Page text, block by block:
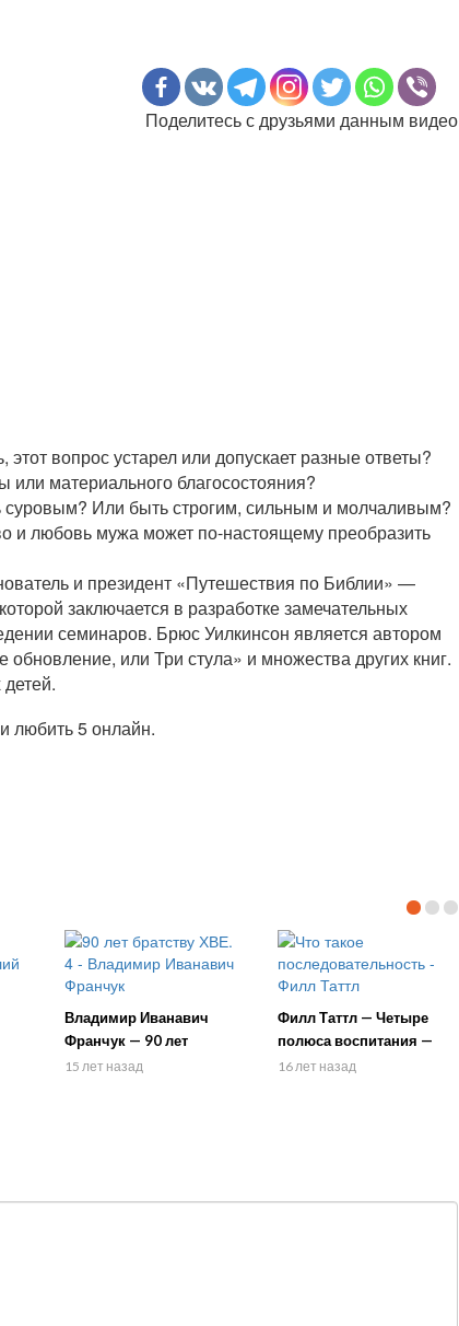
Поделитесь с друзьями данным видео
вопрос устарел или допускает разные ответы?
или материального благосостояния?
суровым? Или быть строгим, сильным и молчаливым?
и любовь мужа может по-настоящему преобразить
и президент «Путешествия по Библии» —
заключается в разработке замечательных
семинаров. Брюс Уилкинсон является автором
или Три стула» и множества других книг.
любить 5 онлайн.
Владимир Иванавич
Франчук — 90 лет
братству ХВЕ. 4 часть
15 лет назад
Филл Таттл — Четыре
полюса воспитания —
Библейский портрет
16 лет назад